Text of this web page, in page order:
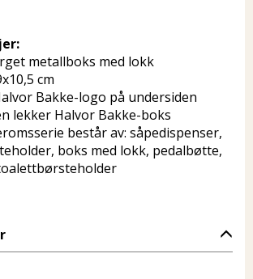
metallboks med lokk
cm
Bakke-logo på undersiden
lekker Halvor Bakke-boks
består av: såpedispenser,
boks med lokk, pedalbøtte,